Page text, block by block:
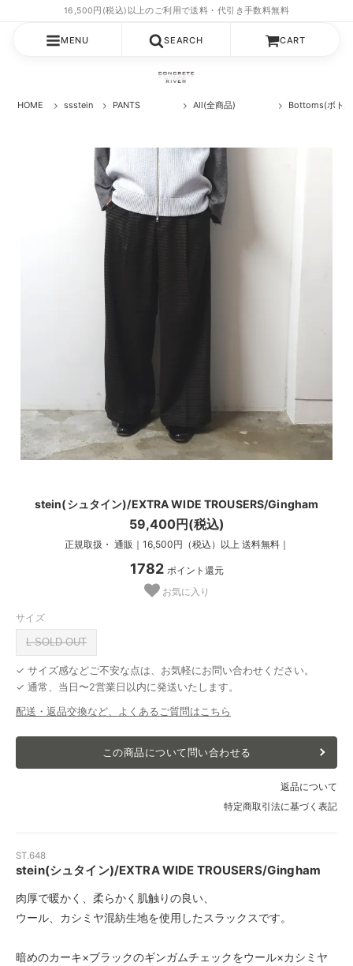
MENU SEARCH CART
HOME ssstein PANTS All(全商品) Bottoms(ボト
stein(シュタイン)/EXTRA WIDE TROUSERS/Gingham
59,400円(税込)
正規取扱・ 通販｜16,500円（税込）以上 送料無料｜
1782 ポイント還元
お気に入り
サイズ
L SOLD OUT
✓ サイズ感などご不安な点は、お気軽にお問い合わせください。
✓ 通常、当日〜2営業日以内に発送いたします。
配送・返品交換など、よくあるご質問はこちら
この商品について問い合わせる
返品について
特定商取引法に基づく表記
ST.648
stein(シュタイン)/EXTRA WIDE TROUSERS/Gingham
肉厚で暖かく、柔らかく肌触りの良い、
ウール、カシミヤ混紡生地を使用したスラックスです。
暗めのカーキ×ブラックのギンガムチェックをウール×カシミヤ